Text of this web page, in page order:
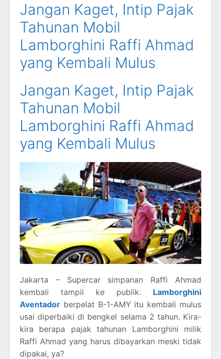
Jangan Kaget, Intip Pajak
Tahunan Mobil
Lamborghini Raffi Ahmad
yang Kembali Mulus
Jangan Kaget, Intip Pajak
Tahunan Mobil
Lamborghini Raffi Ahmad
yang Kembali Mulus
Jakarta – Supercar simpanan Raffi Ahmad
kembali tampil ke publik. Lamborghini
Aventador berpelat B-1-AMY itu kembali mulus
usai diperbaiki di bengkel selama 2 tahun. Kira-
kira berapa pajak tahunan Lamborghini milik
Raffi Ahmad yang harus dibayarkan meski tidak
dipakai, ya?